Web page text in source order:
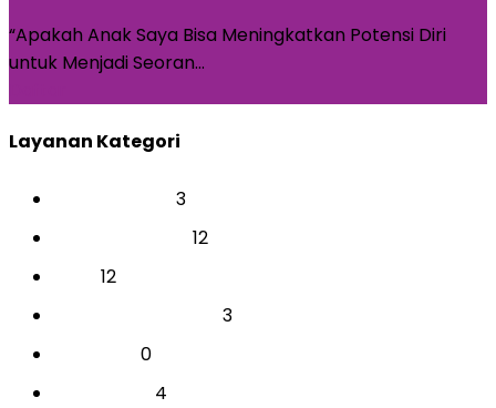
“Apakah Anak Saya Bisa Meningkatkan Potensi Diri
untuk Menjadi Seoran…
Layanan Kategori
3
12
12
3
0
4